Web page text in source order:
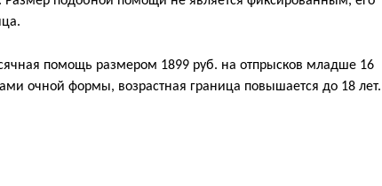
помощь размером 1899 руб. на отпрысков младше 16
очной формы, возрастная граница повышается до 18 лет.